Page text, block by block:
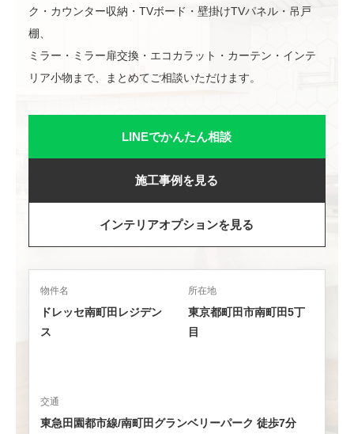
ク・カウンター収納・TVボード・壁掛けTVパネル・吊戸
棚、
ミラー・ミラー扉交換・エコカラット・カーテン・インテ
リア小物まで、まとめてご相談いただけます。
LINEでかんたん相談
施工事例を見る
インテリアオプションを見る
物件名
ドレッセ南町田レジデン
ス
所在地
東京都町田市南町田5丁
目
交通
東急田園都市線/南町田グランベリーパーク 徒歩7分